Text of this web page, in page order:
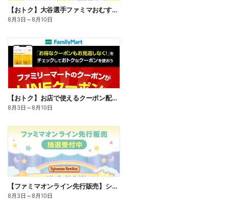
【おトク】大谷選手ファミマおむすび割
8月3日 ～8月10日
【おトク】お店で使えるクーポン配信中
8月3日 ～8月10日
【ファミマオンライン先行販売】シルバニアファミリー
8月3日 ～8月10日